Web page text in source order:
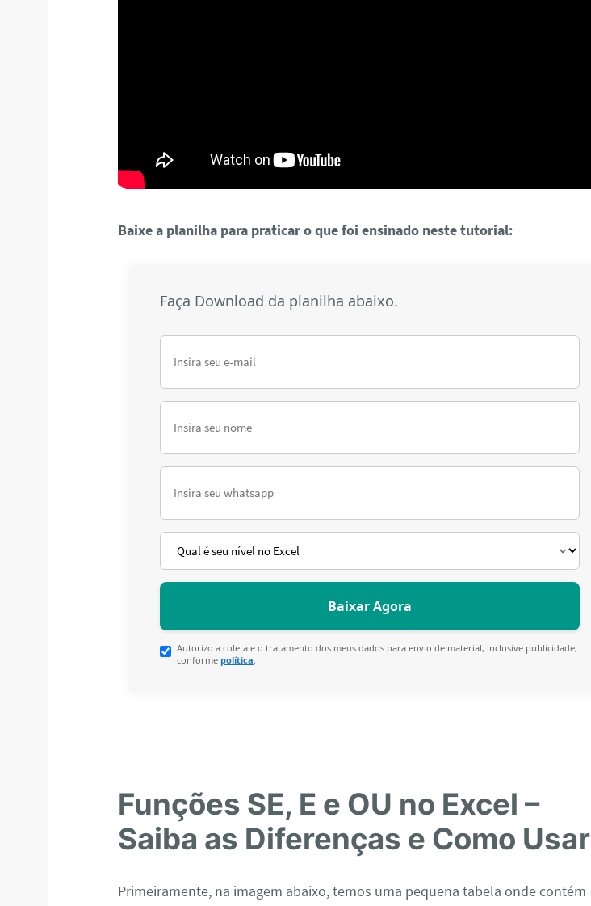
Baixe a planilha para praticar o que foi ensinado neste tutorial:
Faça Download da planilha abaixo.
Autorizo a coleta e o tratamento dos meus dados para envio de material, inclusive publicidade,
conformepolítica
Funções SE, E e OU no Excel –
Saiba as Diferenças e Como Usar
Primeiramente, na imagem abaixo, temos uma pequena tabela onde contém